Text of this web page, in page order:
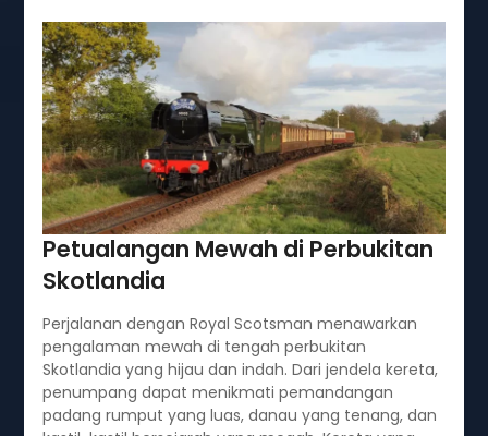
Petualangan Mewah di Perbukitan
Skotlandia
Perjalanan dengan Royal Scotsman menawarkan
pengalaman mewah di tengah perbukitan
Skotlandia yang hijau dan indah. Dari jendela kereta,
penumpang dapat menikmati pemandangan
padang rumput yang luas, danau yang tenang, dan